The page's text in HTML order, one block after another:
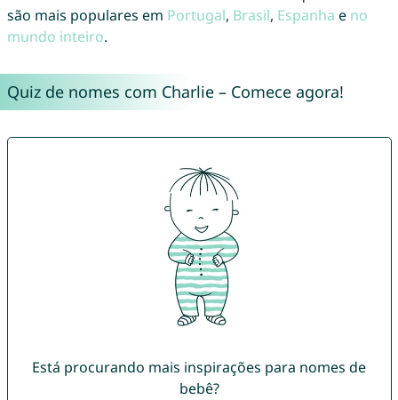
são mais populares em Portugal, Brasil, Espanha e no
mundo inteiro.
Quiz de nomes com Charlie – Comece agora!
Está procurando mais inspirações para nomes de
bebê?